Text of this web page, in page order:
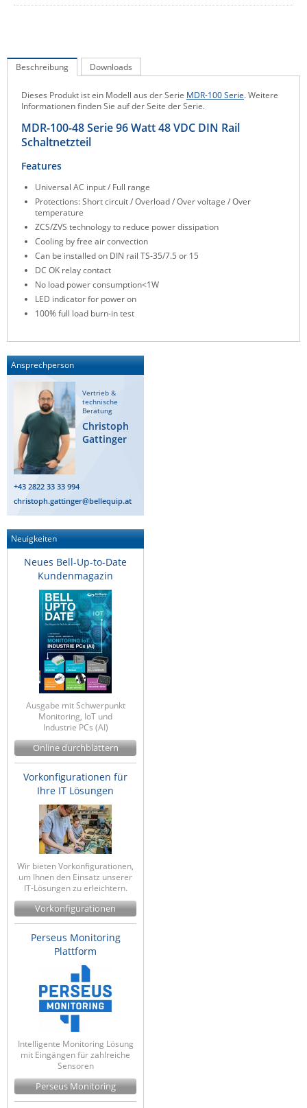
Kerlink
KVM TEC
Legrand
LigoWave
Milesight
Moxa
Netio
Panorama Antennas
PatchSee
Power Kingdom
Poynting
Riello UPS
Server Technology
Siretta
SIRIO Antenne
Sunbird
Tactical Software
TEKTELIC
Teltonika
Vision
WATTECO
Westermo
Yuasa
ZPE Systems
News zu unseren Herstellern
Beschreibung Downloads
Dieses Produkt ist ein Modell aus der Serie MDR-100 Serie. Weitere
Informationen finden Sie auf der Seite der Serie.
MDR-100-48 Serie 96 Watt 48 VDC DIN Rail
Schaltnetzteil
Features
Universal AC input / Full range
Protections: Short circuit / Overload / Over voltage / Over
temperature
ZCS/ZVS technology to reduce power dissipation
Cooling by free air convection
Can be installed on DIN rail TS-35/7.5 or 15
DC OK relay contact
No load power consumption<1W
LED indicator for power on
100% full load burn-in test
Ansprechperson
Vertrieb &
technische
Beratung
Christoph
Gattinger
+43 2822 33 33 994
christoph.gattinger@bellequip.at
Neuigkeiten
Neues Bell-Up-to-Date
Kundenmagazin
Ausgabe mit Schwerpunkt
Monitoring, IoT und
Industrie PCs (AI)
Online durchblättern
Vorkonfigurationen für
Ihre IT Lösungen
Wir bieten Vorkonfigurationen,
um Ihnen den Einsatz unserer
IT-Lösungen zu erleichtern.
Vorkonfigurationen
Perseus Monitoring
Plattform
Intelligente Monitoring Lösung
mit Eingängen für zahlreiche
Sensoren
Perseus Monitoring